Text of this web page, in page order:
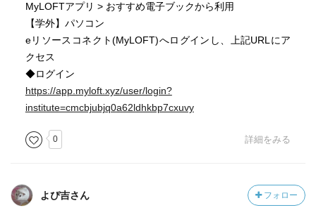
MyLOFTアプリ > おすすめ電子ブックから利用
【学外】パソコン
eリソースコネクト(MyLOFT)へログインし、上記URLにア
クセス
◆ログイン
https://app.myloft.xyz/user/login?
institute=cmcbjubjq0a62ldhkbp7cxuvy
0 詳細をみる
よぴ吉さん フォロー